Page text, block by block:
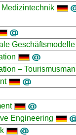
Medizintechnik
Geschäftsmodelle
–
Engineering